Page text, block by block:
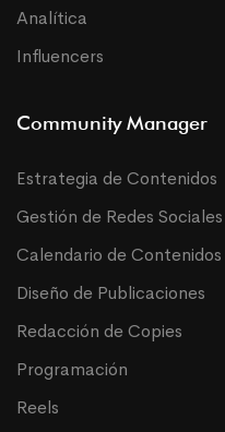
Analítica
Influencers
Community Manager
Estrategia de Contenidos
Gestión de Redes Sociales
Calendario de Contenidos
Diseño de Publicaciones
Redacción de Copies
Programación
Reels